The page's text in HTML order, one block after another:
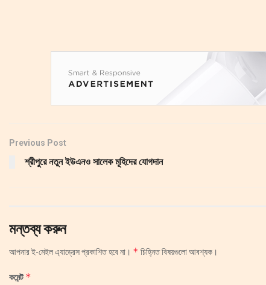
Previous Post
শ্রীপুরে নতুন ইউএনও সালেক মূহিদের যোগদান
মন্তব্য করুন
আপনার ই-মেইল এ্যাড্রেস প্রকাশিত হবে না। * চিহ্নিত বিষয়গুলো আবশ্যক।
কমেন্ট*